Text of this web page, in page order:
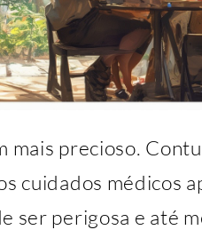
mais precioso.
cuidados médicos
ser perigosa e até